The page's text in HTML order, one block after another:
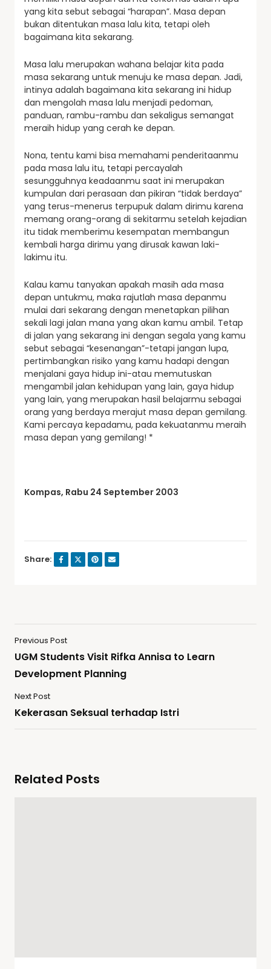
yang kita sebut sebagai “harapan”. Masa depan
bukan ditentukan masa lalu kita, tetapi oleh
bagaimana kita sekarang.
Masa lalu merupakan wahana belajar kita pada
masa sekarang untuk menuju ke masa depan. Jadi,
intinya adalah bagaimana kita sekarang ini hidup
dan mengolah masa lalu menjadi pedoman,
panduan, rambu-rambu dan sekaligus semangat
meraih hidup yang cerah ke depan.
Nona, tentu kami bisa memahami penderitaanmu
pada masa lalu itu, tetapi percayalah
sesungguhnya keadaanmu saat ini merupakan
kumpulan dari perasaan dan pikiran “tidak berdaya”
yang terus-menerus terpupuk dalam dirimu karena
memang orang-orang di sekitarmu setelah kejadian
itu tidak memberimu kesempatan membangun
kembali harga dirimu yang dirusak kawan laki-
lakimu itu.
Kalau kamu tanyakan apakah masih ada masa
depan untukmu, maka rajutlah masa depanmu
mulai dari sekarang dengan menetapkan pilihan
sekali lagi jalan mana yang akan kamu ambil. Tetap
di jalan yang sekarang ini dengan segala yang kamu
sebut sebagai “kesenangan”-tetapi jangan lupa,
pertimbangkan risiko yang kamu hadapi dengan
menjalani gaya hidup ini-atau memutuskan
mengambil jalan kehidupan yang lain, gaya hidup
yang lain, yang merupakan hasil belajarmu sebagai
orang yang berdaya merajut masa depan gemilang.
Kami percaya kepadamu, pada kekuatanmu meraih
masa depan yang gemilang! *
Kompas, Rabu 24 September 2003
Share:
Previous Post
UGM Students Visit Rifka Annisa to Learn
Development Planning
Next Post
Kekerasan Seksual terhadap Istri
Related Posts